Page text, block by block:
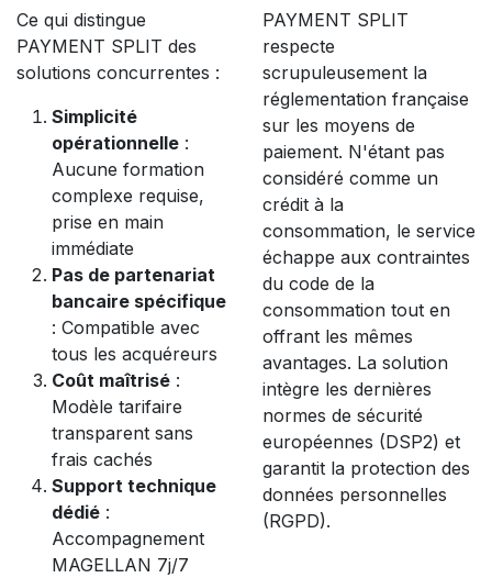
Ce qui distingue
PAYMENT SPLIT des
solutions concurrentes :
Simplicité
opérationnelle :
Aucune formation
complexe requise,
prise en main
immédiate
Pas de partenariat
bancaire spécifique
: Compatible avec
tous les acquéreurs
Coût maîtrisé :
Modèle tarifaire
transparent sans
frais cachés
Support technique
dédié :
Accompagnement
MAGELLAN 7j/7
PAYMENT SPLIT
respecte
scrupuleusement la
réglementation française
sur les moyens de
paiement. N'étant pas
considéré comme un
crédit à la
consommation, le service
échappe aux contraintes
du code de la
consommation tout en
offrant les mêmes
avantages. La solution
intègre les dernières
normes de sécurité
européennes (DSP2) et
garantit la protection des
données personnelles
(RGPD).